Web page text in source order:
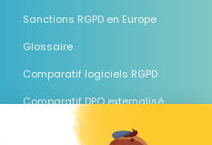
Sanctions RGPD en Europe
Glossaire
Comparatif logiciels RGPD
Comparatif DPO externalisé
Guides & Modèles